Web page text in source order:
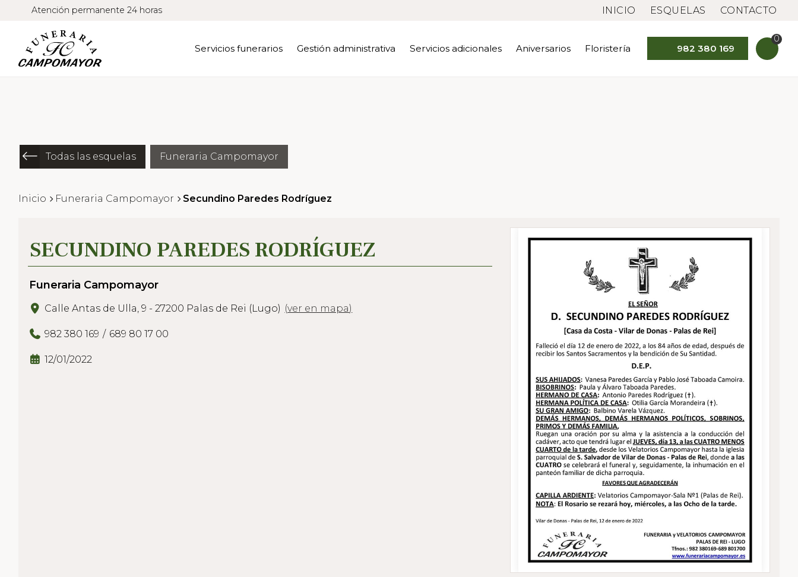
Atención permanente 24 horas INICIO ESQUELAS CONTACTO
Servicios funerarios Gestión administrativa Servicios adicionales Aniversarios Floristería 982 380 169
0
Todas las esquelas Funeraria Campomayor
Inicio Funeraria Campomayor Secundino Paredes Rodríguez
SECUNDINO PAREDES RODRÍGUEZ
Funeraria Campomayor
Calle Antas de Ulla, 9 - 27200 Palas de Rei (Lugo) (ver en mapa)
982 380 169 689 80 17 00
12/01/2022